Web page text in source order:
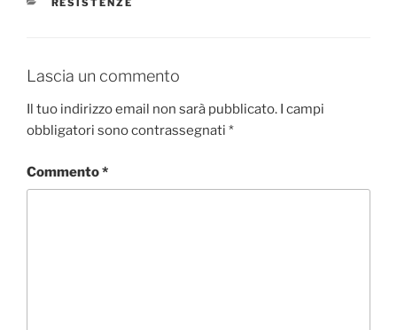
Lascia un commento
Il tuo indirizzo email non sarà pubblicato. I campi
obbligatori sono contrassegnati *
Commento*